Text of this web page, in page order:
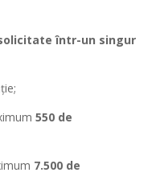
într-un singur
550 de
7.500 de